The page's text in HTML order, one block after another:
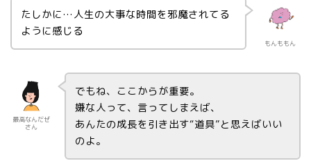
もんももん
たしかに…人生の大事な時間を邪魔されてる
ように感じる
最高なんだぜ
さん
でもね、ここからが重要。
嫌な人って、言ってしまえば、
あんたの成長を引き出す“道具”と思えばいい
のよ。